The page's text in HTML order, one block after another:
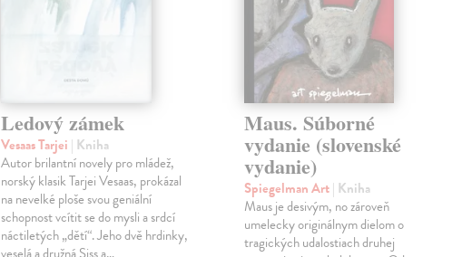
Ledový zámek
Vesaas Tarjei | Kniha
Autor brilantní novely pro mládež,
norský klasik Tarjei Vesaas, prokázal
na nevelké ploše svou geniální
schopnost vcítit se do mysli a srdcí
náctiletých „dětí“. Jeho dvě hrdinky,
Maus. Súborné
vydanie (slovenské
vydanie)
Spiegelman Art| Kniha
Maus je desivým, no zároveň
umelecky originálnym dielom o
tragických udalostiach druhej